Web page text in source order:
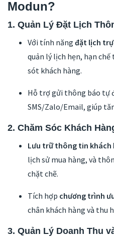
Modun?
1. Quản Lý Đặt Lịch
Với tính năng đặt lịch
quản lý lịch hẹn, hạn
sót khách hàng.
Hỗ trợ gửi thông báo tự
SMS/Zalo/Email, giúp
2. Chăm Sóc Khách
Lưu trữ thông tin khách
lịch sử mua hàng, và
chặt chẽ.
Tích hợp chương trình
chân khách hàng và thu
3. Quản Lý Doanh Thu